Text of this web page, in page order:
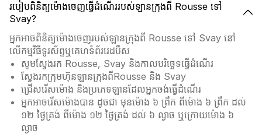
របៀបពិនិត្យម៉ោងចេញធ្វើដំណើររបស់ឡានក្រុងពី Rousse ទៅ
Svay?
អ្នកអាចពិនិត្យម៉ោងចេញរបស់ឡានក្រុងពី Rousse ទៅ Svay នៅ
លើកម្មវិធីទូរស័ព្ទឬគេហទំព័ររេដបឹស
សូមស្វែងរក Rousse, Svay និងកាលបរិច្ឆេទធ្វើដំណើរ
ស្វែងរកក្រុមហ៊ុនឡានក្រុងពីRousse និង Svay
ជ្រើសរើសម៉ោង និងប្រភេទឡានដែលអ្នកចង់ធ្វើដំណើរ
អ្នកអាចរើសម៉ោងបាន ដូចជា មុនម៉ោង ៦ ព្រឹក ពីម៉ោង ៦ ព្រឹក ដល់
១២ ថ្ងៃត្រង់ ពីម៉ោង ១២ ថ្ងៃត្រង់ ដល់ ៦ ល្ងាច ឬក្រោយម៉ោង ៦
ល្ងាច